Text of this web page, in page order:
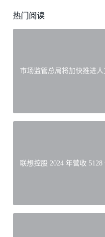
热门阅读
市场监管总局将加快推进
联想控股 2024 年营收